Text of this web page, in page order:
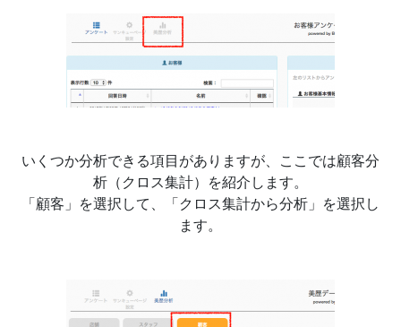
いくつか分析できる項目がありますが、ここでは顧客分
析（クロス集計）を紹介します。
「顧客」を選択して、「クロス集計から分析」を選択し
ます。